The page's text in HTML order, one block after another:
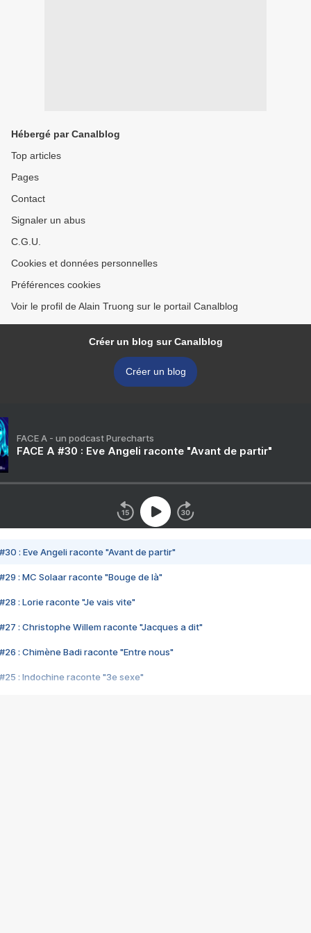
Hébergé par Canalblog
Top articles
Pages
Contact
Signaler un abus
C.G.U.
Cookies et données personnelles
Préférences cookies
Voir le profil de Alain Truong sur le portail Canalblog
Créer un blog sur Canalblog
Créer un blog
FACE A - un podcast Purecharts
FACE A #30 : Eve Angeli raconte "Avant de partir"
#30 : Eve Angeli raconte "Avant de partir"
#29 : MC Solaar raconte "Bouge de là"
#28 : Lorie raconte "Je vais vite"
#27 : Christophe Willem raconte "Jacques a dit"
#26 : Chimène Badi raconte "Entre nous"
#25 : Indochine raconte "3e sexe"